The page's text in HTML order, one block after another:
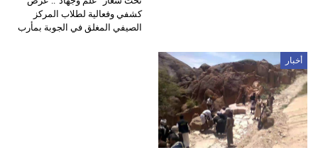
كشفي وفعالية لطلاب المركز
الصيفي المغلق في الجوبة بمأرب
أخبار